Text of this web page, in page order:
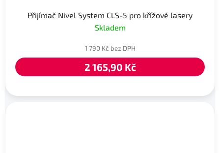
Přijímač Nivel System CLS-5 pro křížové lasery
Skladem
1 790 Kč bez DPH
2 165,90 Kč